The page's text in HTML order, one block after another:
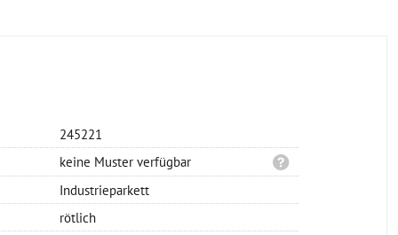
245221
keine Muster verfügbar
Industrieparkett
rötlich